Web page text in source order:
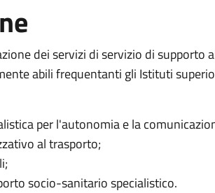
dei servizi di servizio di supporto
abili frequentanti gli Istituti
per l'autonomia e la
al trasporto;
socio-sanitario specialistico.